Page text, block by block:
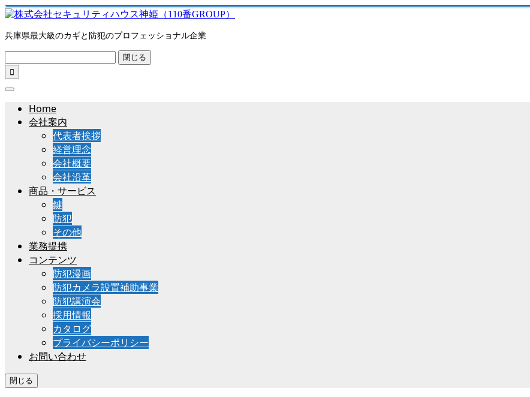
兵庫県最大級のカギと防犯のプロフェッショナル企業
閉じる

Home
会社案内
代表者挨拶
経営理念
会社概要
会社沿革
商品・サービス
鍵
防犯
その他
業務提携
コンテンツ
防犯漫画
防犯カメラ設置補助事業
防犯講演会
採用情報
カタログ
プライバシーポリシー
お問い合わせ
閉じる